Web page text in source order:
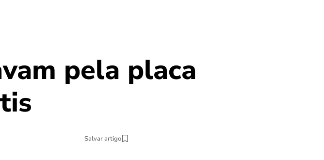
pela placa
Salvar artigo